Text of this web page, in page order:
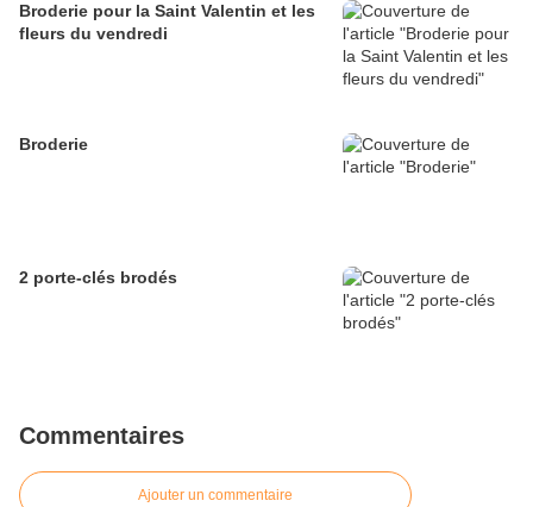
Broderie pour la Saint Valentin et les
fleurs du vendredi
Broderie
2 porte-clés brodés
Commentaires
Ajouter un commentaire